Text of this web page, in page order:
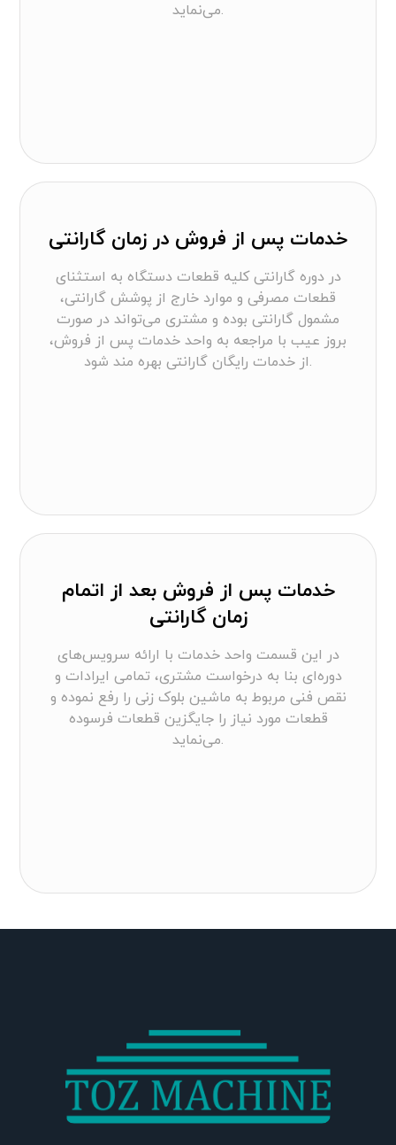
می‌نماید.
خدمات پس از فروش در زمان گارانتی
در دوره گارانتی کلیه قطعات دستگاه به استثنای
قطعات مصرفی و موارد خارج از پوشش گارانتی،
مشمول گارانتی بوده و مشتری می‌تواند در صورت
بروز عیب با مراجعه به واحد خدمات پس از فروش،
از خدمات رایگان گارانتی بهره مند شود.
خدمات پس از فروش بعد از اتمام
زمان گارانتی
در این قسمت واحد خدمات با ارائه سرویس‌های
دوره‌ای بنا به درخواست مشتری، تمامی ایرادات و
نقص فنی مربوط به ماشین بلوک زنی را رفع نموده و
قطعات مورد نیاز را جایگزین قطعات فرسوده
می‌نماید.